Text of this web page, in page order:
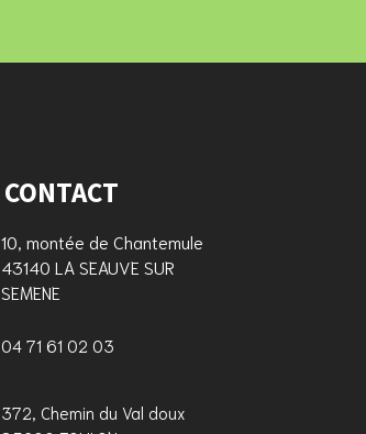
CONTACT
10, montée de Chantemule
43140 LA SEAUVE SUR
SEMENE
04 71 61 02 03
372, Chemin du Val doux